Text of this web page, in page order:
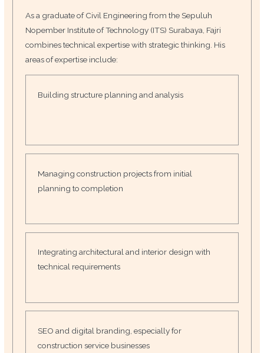
As a graduate of Civil Engineering from the Sepuluh
Nopember Institute of Technology (ITS) Surabaya, Fajri
combines technical expertise with strategic thinking. His
areas of expertise include:
Building structure planning and analysis
Managing construction projects from initial
planning to completion
Integrating architectural and interior design with
technical requirements
SEO and digital branding, especially for
construction service businesses